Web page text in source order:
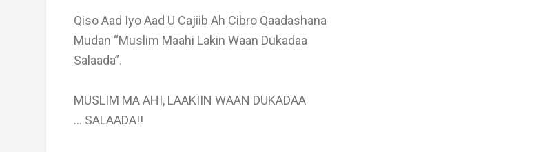
Qiso Aad Iyo Aad U Cajiib Ah Cibro Qaadashana
Mudan “Muslim Maahi Lakin Waan Dukadaa
Salaada”.
MUSLIM MA AHI, LAAKIIN WAAN DUKADAA
... SALAADA!!